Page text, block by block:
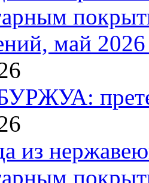
май 2026
из